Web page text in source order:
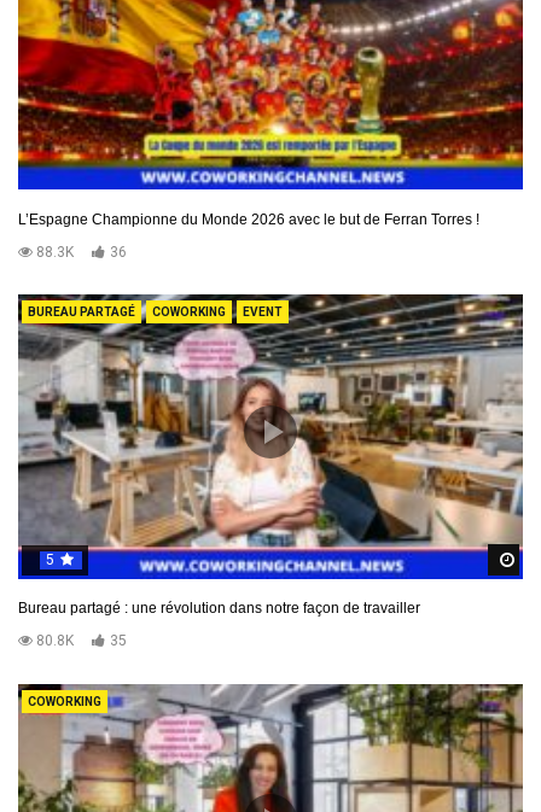
L’Espagne Championne du Monde 2026 avec le but de Ferran Torres !
88.3K
36
BUREAU PARTAGÉ COWORKING EVENT
5
Bureau partagé : une révolution dans notre façon de travailler
80.8K
35
COWORKING